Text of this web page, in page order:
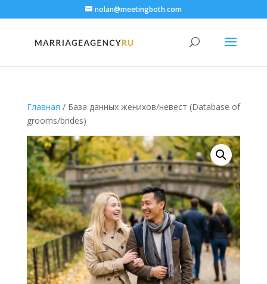
nolan@meetingboth.com
Главная / База данных женихов/невест (Database of
grooms/brides)